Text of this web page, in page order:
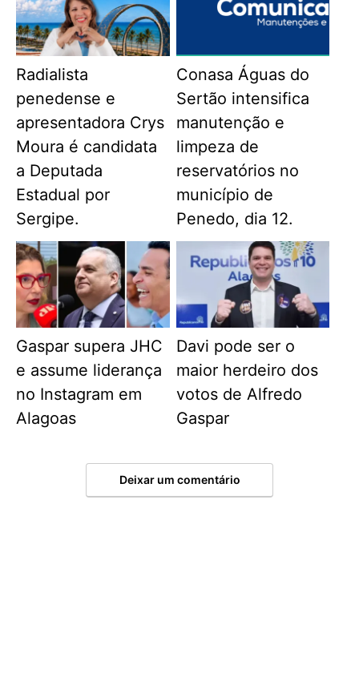
Radialista
penedense e
apresentadora Crys
Moura é candidata
a Deputada
Estadual por
Sergipe.
Conasa Águas do
Sertão intensifica
manutenção e
limpeza de
reservatórios no
município de
Penedo, dia 12.
Gaspar supera JHC
e assume liderança
no Instagram em
Alagoas
Davi pode ser o
maior herdeiro dos
votos de Alfredo
Gaspar
Deixar um comentário